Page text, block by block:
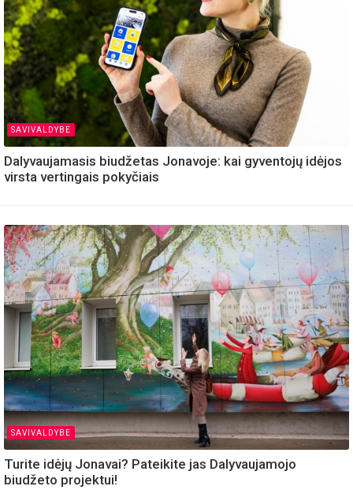
SAVIVALDYBE
Dalyvaujamasis biudžetas Jonavoje: kai gyventojų idėjos
virsta vertingais pokyčiais
SAVIVALDYBE
Turite idėjų Jonavai? Pateikite jas Dalyvaujamojo
biudžeto projektui!